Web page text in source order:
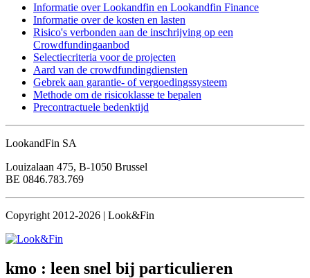
Informatie over Lookandfin en Lookandfin Finance
Informatie over de kosten en lasten
Risico's verbonden aan de inschrijving op een
Crowdfundingaanbod
Selectiecriteria voor de projecten
Aard van de crowdfundingdiensten
Gebrek aan garantie- of vergoedingssysteem
Methode om de risicoklasse te bepalen
Precontractuele bedenktijd
LookandFin SA
Louizalaan 475, B-1050 Brussel
BE 0846.783.769
Copyright 2012-2026 | Look&Fin
kmo : leen snel bij particulieren